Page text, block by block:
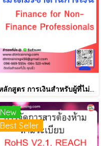
หลักสูตร การเงินสำหรับผู้ที่ไม่ได้มีวิชาชีพด้านการเงิน (Finance for Non-Finance Professionals)
New
Best Seller